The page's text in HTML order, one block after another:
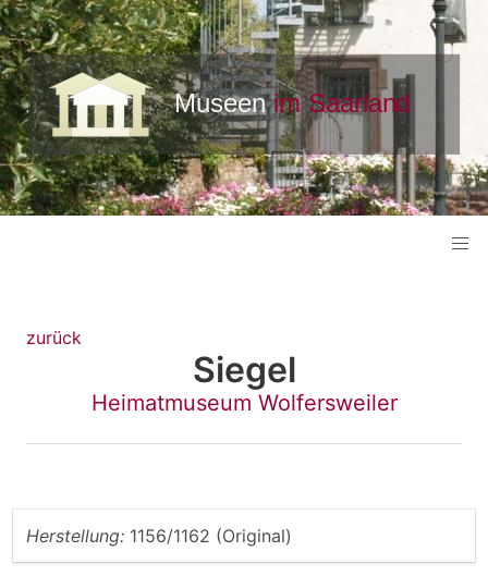
zurück
Siegel
Heimatmuseum Wolfersweiler
Herstellung: 1156/1162 (Original)